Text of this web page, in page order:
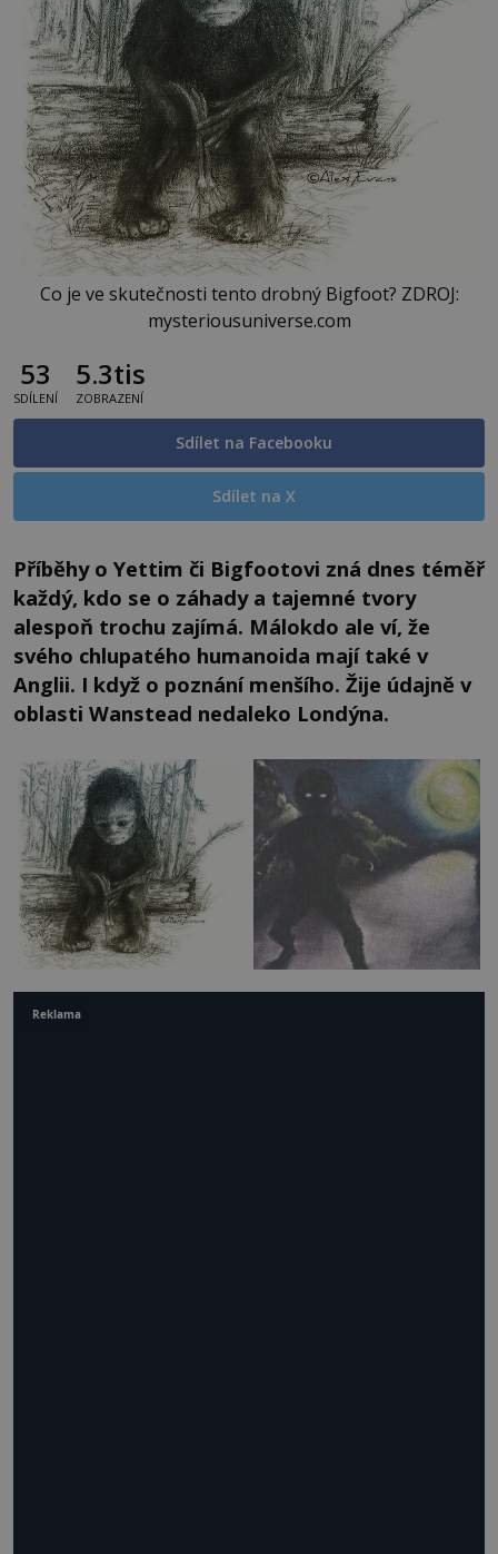
Co je ve skutečnosti tento drobný Bigfoot? ZDROJ:
mysteriousuniverse.com
53
SDÍLENÍ
5.3tis
ZOBRAZENÍ
Sdílet na Facebooku
Sdílet na X
Příběhy o Yettim či Bigfootovi zná dnes téměř
každý, kdo se o záhady a tajemné tvory
alespoň trochu zajímá. Málokdo ale ví, že
svého chlupatého humanoida mají také v
Anglii. I když o poznání menšího. Žije údajně v
oblasti Wanstead nedaleko Londýna.
Reklama